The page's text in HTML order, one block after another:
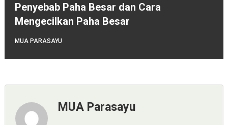
Penyebab Paha Besar dan Cara
Mengecilkan Paha Besar
MUA PARASAYU
MUA Parasayu